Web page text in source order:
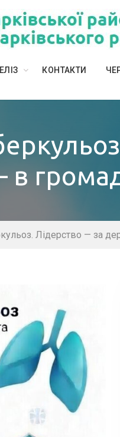
КОНТАКТИ
Лідерство — за